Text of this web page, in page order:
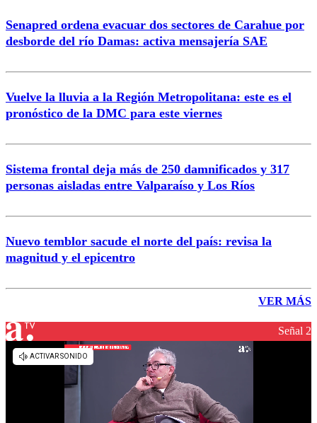
Senapred ordena evacuar dos sectores de Carahue por
desborde del río Damas: activa mensajería SAE
Vuelve la lluvia a la Región Metropolitana: este es el
pronóstico de la DMC para este viernes
Sistema frontal deja más de 250 damnificados y 317
personas aisladas entre Valparaíso y Los Ríos
Nuevo temblor sacude el norte del país: revisa la
magnitud y el epicentro
VER MÁS
Señal 2